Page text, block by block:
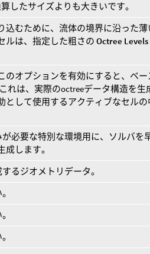
したサイズよりも大きいです。
込むために、流体の境界に沿った
ルは、指定した粗さのOctree Levels
のオプションを有効にすると、ベー
れは、実際のoctreeデータ構造を生
として使用するアクティブなセル
必要な特別な環境用に、ソルバを
します。
るジオメトリデータ。